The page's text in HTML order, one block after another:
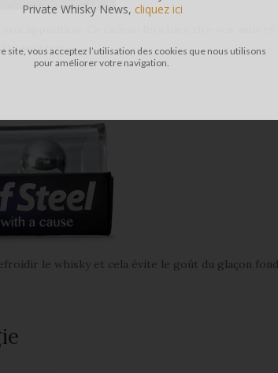
sucrerie.
le whisky et cela évite le goût du glaçon
site, vous acceptez l’utilisation des cookies que nous utilisons
pour améliorer votre navigation.
Private Whisky News, cliquez ici